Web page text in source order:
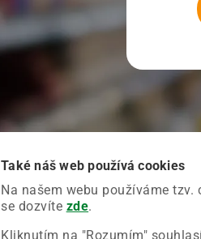
Také náš web používá cookies
Na našem webu používáme
se dozvíte zde.
Kliknutím na "Rozumím"